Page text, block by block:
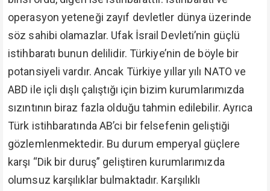
operasyon yeteneği zayıf devletler dünya üzerinde
söz sahibi olamazlar. Ufak İsrail Devleti’nin güçlü
istihbaratı bunun delilidir. Türkiye’nin de böyle bir
potansiyeli vardır. Ancak Türkiye yıllar yılı NATO ve
ABD ile içli dışlı çalıştığı için bizim kurumlarımızda
sızıntının biraz fazla olduğu tahmin edilebilir. Ayrıca
Türk istihbaratında AB’ci bir felsefenin geliştiği
gözlemlenmektedir. Bu durum emperyal güçlere
karşı “Dik bir duruş” geliştiren kurumlarımızda
olumsuz karşılıklar bulmaktadır. Karşılıklı